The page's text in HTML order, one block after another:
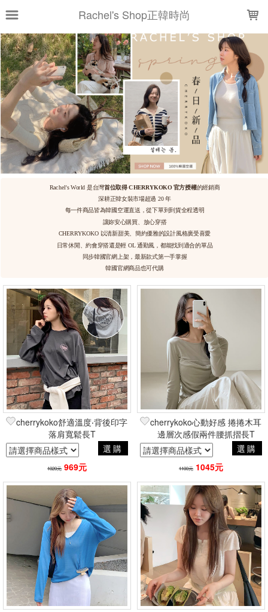
Rachel's Shop正韓時尚
上架時間 銷售件數 銷售價格
樣式尺寸篩選
全部樣式 象牙白 黑 粉紅
米駝
天空藍
灰 海軍藍 白
奶油米
藍
M L
篩選
cherrykoko舒適溫度‧背後印字
落肩寬鬆長T
選購
1020元 969元
cherrykoko心動好感 捲捲木耳
邊層次感假兩件腰抓摺長T
選購
1100元 1045元